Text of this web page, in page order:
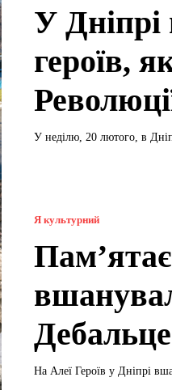
У
героїв,
У неділю, 20 лютого, в
Я культурний
На Алеї Героїв у Дніпрі